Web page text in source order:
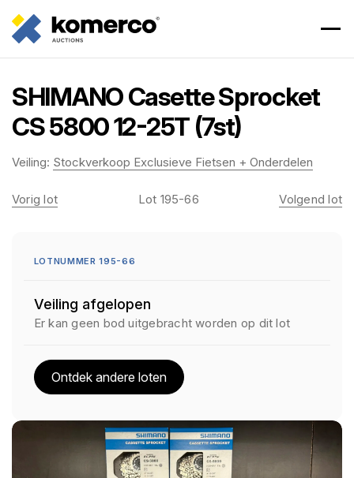
SHIMANO Casette Sprocket
CS 5800 12-25T (7st)
Veiling: Stockverkoop Exclusieve Fietsen + Onderdelen
Vorig lot Lot 195-66 Volgend lot
LOTNUMMER 195-66
Veiling afgelopen
Er kan geen bod uitgebracht worden op dit lot
Ontdek andere loten